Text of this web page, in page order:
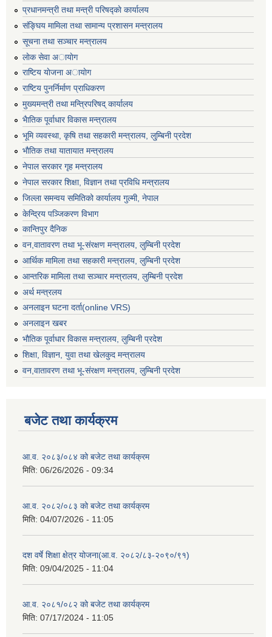
प्रधानमन्त्री तथा मन्त्री परिषद्काे कार्यालय
संङ्घिय मामिला तथा सामान्य प्रशासन मन्त्रालय
सूचना तथा सञ्चार मन्त्रालय
लाेक सेवा अायाेग
राष्टिय याेजना अायाेग
राष्टिय पुनर्निर्माण प्राधिकरण
मुख्यमन्त्री तथा मन्त्रिपरिषद् कार्यालय
भैातिक पूर्वाधार विकास मन्त्रालय
भूमि व्यवस्था, कृषि तथा सहकारी मन्त्रालय, लु्म्बिनी प्रदेश
भाैतिक तथा यातायात मन्त्रालय
नेपाल सरकार गृह मन्त्रालय
नेपाल सरकार शिक्षा, विज्ञान तथा प्रविधि मन्त्रालय
जिल्ला समन्वय समितिको कार्यालय गुल्मी, नेपाल
केन्द्रिय पञ्जिकरण विभाग
कान्तिपुर दैनिक
वन,वातावरण तथा भू-संरक्षण मन्त्रालय, लुम्बिनी प्रदेश
आर्थिक मामिला तथा सहकारी मन्त्रालय, लुम्बिनी प्रदेश
आन्तरिक मामिला तथा सञ्चार मन्त्रालय, लुम्बिनी प्रदेश
अर्थ मन्त्रलय
अनलाइन घटना दर्ता(online VRS)
अनलाइन खबर
भौतिक पूर्वाधार विकास मन्त्रालय, लुम्बिनी प्रदेश
शिक्षा, विज्ञान, युवा तथा खेलकुद मन्‍‍त्रालय
वन,वातावरण तथा भू-संरक्षण मन्त्रालय, लुम्बिनी प्रदेश
बजेट तथा कार्यक्रम
आ.व. २०८३/०८४ को बजेट तथा कार्यक्रम
मिति: 06/26/2026 - 09:34
आ.व. २०८२/०८३ को बजेट तथा कार्यक्रम
मिति: 04/07/2026 - 11:05
दश वर्षे शिक्षा क्षेत्र योजना(आ.व. २०८२/८३-२०९०/९१)
मिति: 09/04/2025 - 11:04
आ.व. २०८१/०८२ को बजेट तथा कार्यक्रम
मिति: 07/17/2024 - 11:05